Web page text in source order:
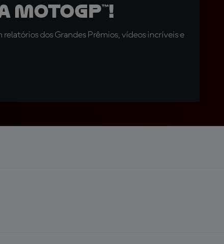
dos Grandes Prêmios, vídeos incríveis e